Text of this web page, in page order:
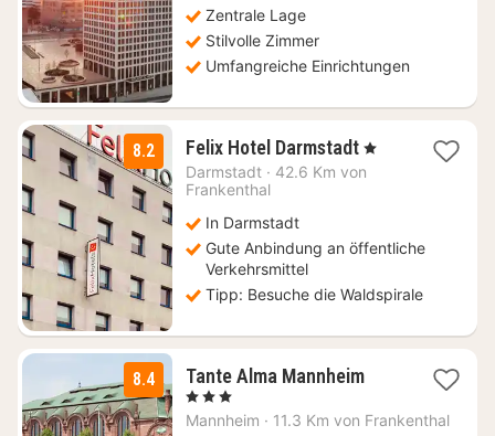
€
Zentrale Lage
Stilvolle Zimmer
Umfangreiche Einrichtungen
8.2 Felix Hotel Darmstadt1
Nacht
, 1 Sterne
Darmstadt · 42.6 Km von
Frankenthal
In Darmstadt
Gute Anbindung an öffentliche
Verkehrsmittel
Tipp: Besuche die Waldspirale
8.4 Tante Alma Mannheim1
ab
, 3 Sterne
Mannheim · 11.3 Km von Frankenthal